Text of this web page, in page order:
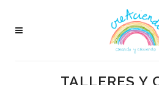
TALLERES Y